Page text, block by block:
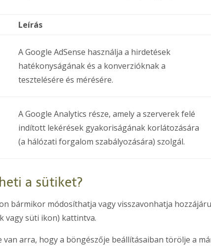
Leírás
A Google AdSense használja a hirdetések
hatékonyságának és a konverzióknak a
tesztelésére és mérésére.
A Google Analytics része, amely a szerverek felé
indított lekérések gyakoriságának korlátozására
(a hálózati forgalom szabályozására) szolgál.
a sütiket?
bármikor módosíthatja vagy visszavonhatja
vagy süti ikon) kattintva.
arra, hogy a böngészője beállításaiban törölje a